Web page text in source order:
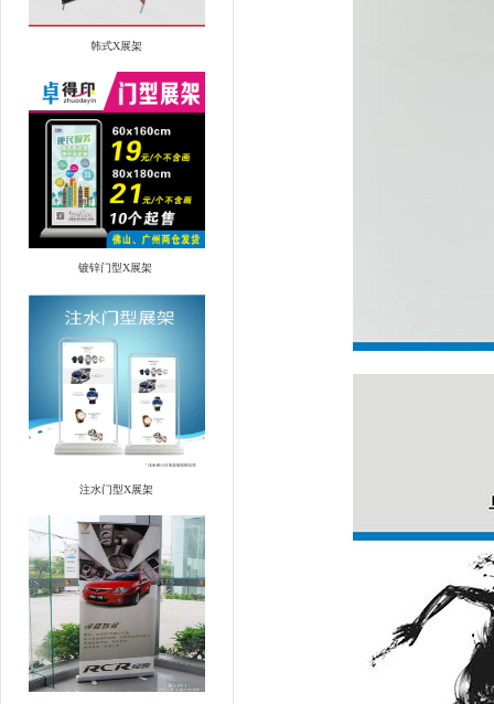
韩式X展架
镀锌门型X展架
注水门型X展架